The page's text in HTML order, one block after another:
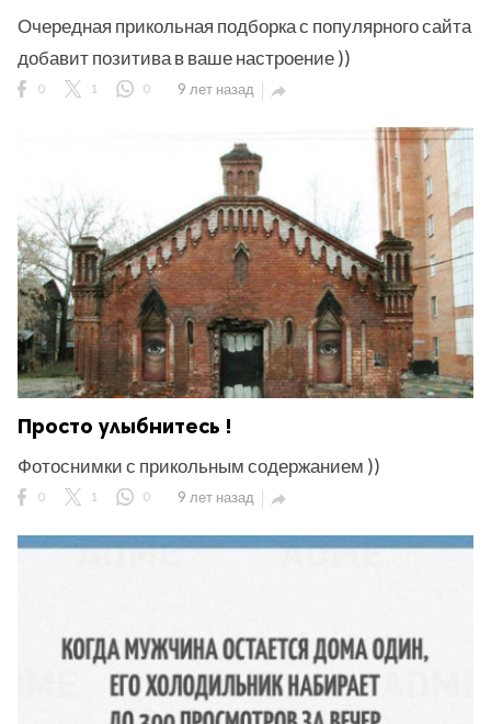
Очередная прикольная подборка с популярного сайта
добавит позитива в ваше настроение ))
0 1 0 9 лет назад 
Просто улыбнитесь !
Фотоснимки с прикольным содержанием ))
0 1 0 9 лет назад 